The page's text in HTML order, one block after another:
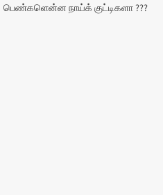
பெண்களென்ன நாய்க் குட்டிகளா ???